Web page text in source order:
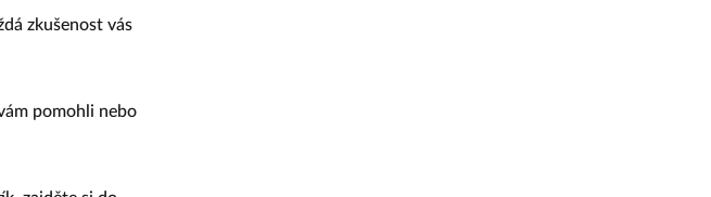
zkušenost vás
pomohli nebo